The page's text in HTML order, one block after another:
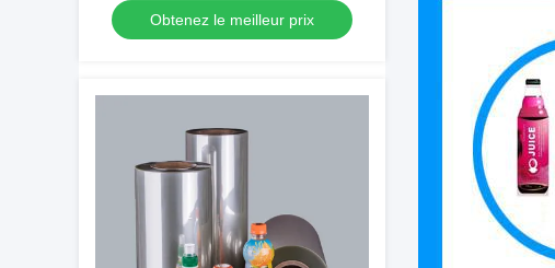
Obtenez le meilleur prix